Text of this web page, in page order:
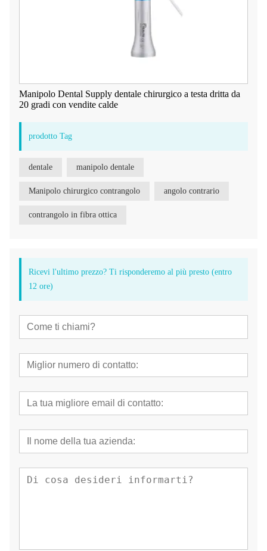
Manipolo Dental Supply dentale chirurgico a testa dritta da
20 gradi con vendite calde
prodotto Tag
dentale manipolo dentale
Manipolo chirurgico contrangolo angolo contrario
contrangolo in fibra ottica
Ricevi l'ultimo prezzo? Ti risponderemo al più presto (entro
12 ore)